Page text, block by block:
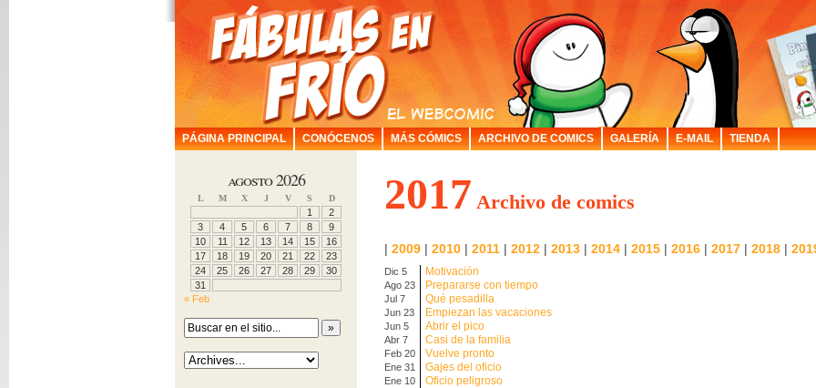
PÁGINA PRINCIPAL CONÓCENOS MÁS CÓMICS ARCHIVO DE COMICS GALERÍA E-MAIL TIENDA
agosto 2026
L M X J V S D
1
2
3
4 5 6 7 8
9
10
11 12 13 14 15
16
17
18 19 20 21 22
23
24
25 26 27 28 29
30
31
« Feb
2017 Archivo de comics
| 2009 | 2010 | 2011 | 2012 | 2013 | 2014 | 2015 | 2016 | 2017 | 2018 |
Dic 5 Motivación
Ago 23 Prepararse con tiempo
Jul 7 Qué pesadilla
Jun 23 Empiezan las vacaciones
Jun 5 Abrir el pico
Abr 7 Casi de la familia
Feb 20 Vuelve pronto
Ene 31 Gajes del oficio
Ene 10 Oficio peligroso